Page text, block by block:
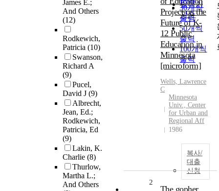
James E.;
And Others
(12)
Rodkewich,
Patricia (10)
Swanson,
Richard A
(9)
Pucel,
David J (9)
Albrecht,
Jean, Ed.;
Rodkewich,
Patricia, Ed
(9)
Lakin, K.
Charlie (8)
Thurlow,
Martha L.;
And Others
발행기
관순
30개씩
출력
50개씩
출력
100개씩
출력
Project on the
Future of K-
12 Public
Education in
Minnesota
[microform]
Wells, Lawrence
C
Minnesota
Univ., Center
for Urban and
Regional Aff
1986
복사/
대출
신청
2